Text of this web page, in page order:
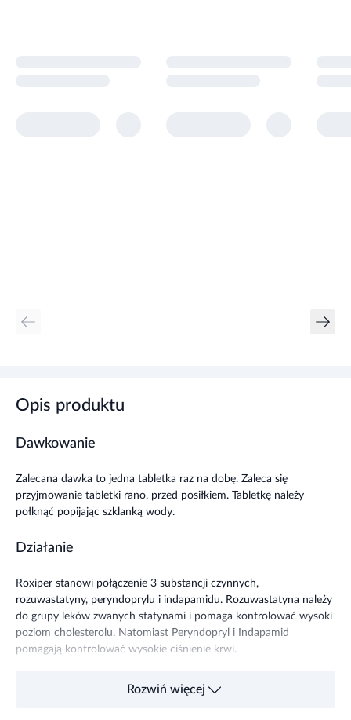
Opis produktu
Dawkowanie
Zalecana dawka to jedna tabletka raz na dobę. Zaleca się
przyjmowanie tabletki rano, przed posiłkiem. Tabletkę należy
połknąć popijając szklanką wody.
Działanie
Roxiper stanowi połączenie 3 substancji czynnych,
rozuwastatyny, peryndoprylu i indapamidu. Rozuwastatyna należy
do grupy leków zwanych statynami i pomaga kontrolować wysoki
poziom cholesterolu. Natomiast Peryndopryl i Indapamid
pomagają kontrolować wysokie ciśnienie krwi.
Rozwiń więcej